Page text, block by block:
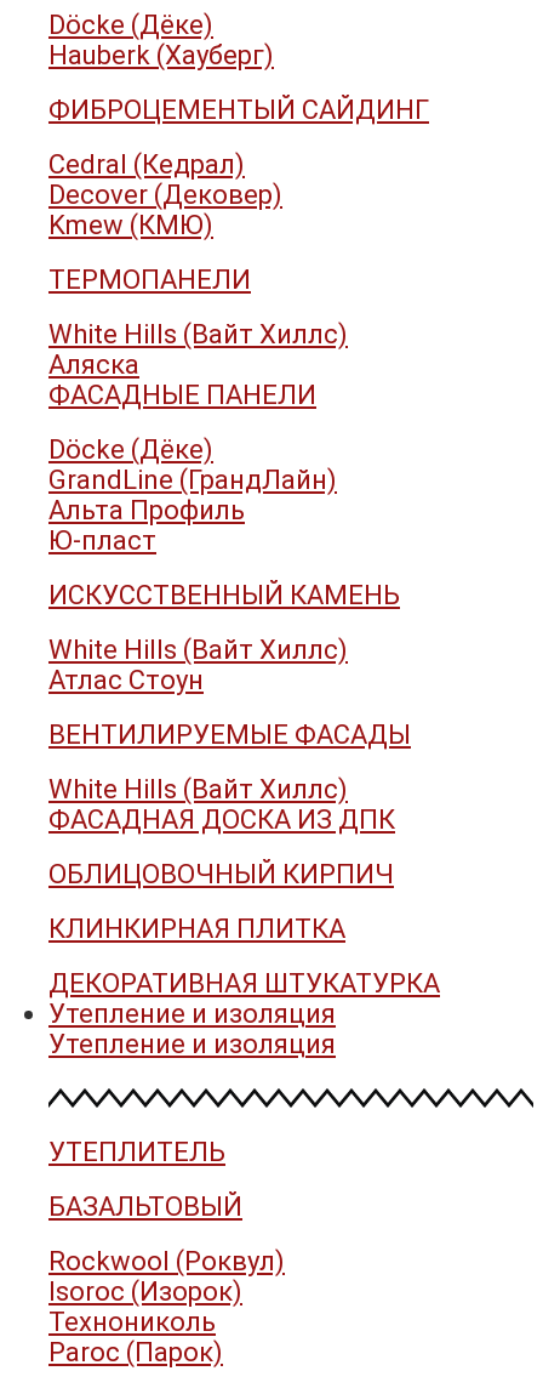
Döcke (Дёке)
Hauberk (Хауберг)
ФИБРОЦЕМЕНТЫЙ САЙДИНГ
Cedral (Кедрал)
Decover (Дековер)
Kmew (КМЮ)
ТЕРМОПАНЕЛИ
White Hills (Вайт Хиллс)
Аляска
ФАСАДНЫЕ ПАНЕЛИ
Döcke (Дёке)
GrandLine (ГрандЛайн)
Альта Профиль
Ю-пласт
ИСКУССТВЕННЫЙ КАМЕНЬ
White Hills (Вайт Хиллс)
Атлас Стоун
ВЕНТИЛИРУЕМЫЕ ФАСАДЫ
White Hills (Вайт Хиллс)
ФАСАДНАЯ ДОСКА ИЗ ДПК
ОБЛИЦОВОЧНЫЙ КИРПИЧ
КЛИНКИРНАЯ ПЛИТКА
ДЕКОРАТИВНАЯ ШТУКАТУРКА
Утепление и изоляция
Утепление и изоляция
УТЕПЛИТЕЛЬ
БАЗАЛЬТОВЫЙ
Rockwool (Роквул)
Isoroc (Изорок)
Технониколь
Paroc (Парок)